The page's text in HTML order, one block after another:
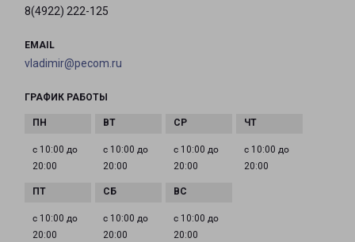
8(4922) 222-125
EMAIL
vladimir@pecom.ru
ГРАФИК РАБОТЫ
с 10:00 до
20:00
с 10:00 до
20:00
с 10:00 до
20:00
с 10:00 до
20:00
с 10:00 до
20:00
с 10:00 до
20:00
с 10:00 до
20:00